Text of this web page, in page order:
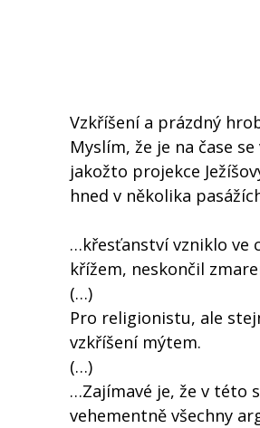
Vzkříšení a prázdný
Myslím, že je na čase
jakožto projekce
hned v několika
…křesťanství vzniklo ve
křížem, neskončil
(…)
Pro religionistu, ale
vzkříšení mýtem.
(…)
…Zajímavé je, že v této
vehementně všechny